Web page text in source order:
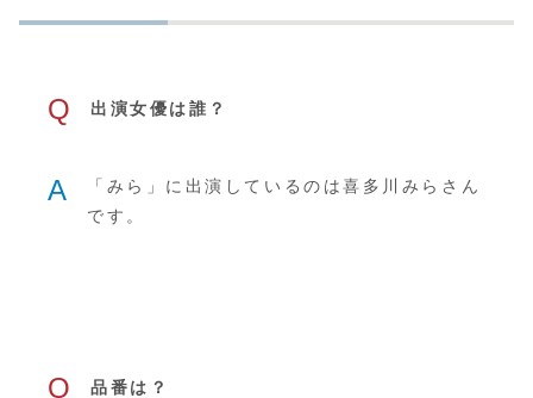
Q 出演女優は誰？
A
「みら」に出演しているのは喜多川みらさん
です。
Q 品番は？